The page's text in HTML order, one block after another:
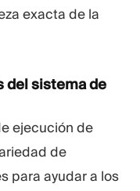
exacta de la
del sistema de
ejecución de
de
para ayudar a los